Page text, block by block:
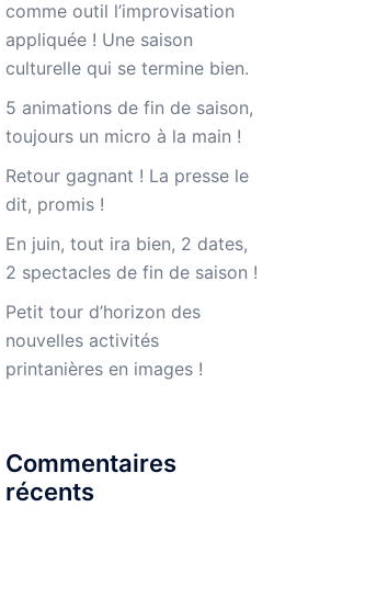
comme outil l’improvisation
appliquée ! Une saison
culturelle qui se termine bien.
5 animations de fin de saison,
toujours un micro à la main !
Retour gagnant ! La presse le
dit, promis !
En juin, tout ira bien, 2 dates,
2 spectacles de fin de saison !
Petit tour d’horizon des
nouvelles activités
printanières en images !
Commentaires
récents